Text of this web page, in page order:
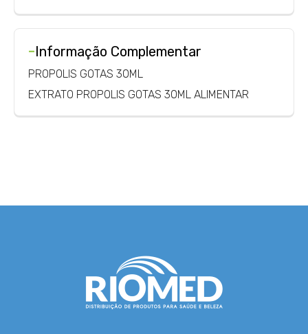
-Informação Complementar
PROPOLIS GOTAS 30ML
EXTRATO PROPOLIS GOTAS 30ML ALIMENTAR